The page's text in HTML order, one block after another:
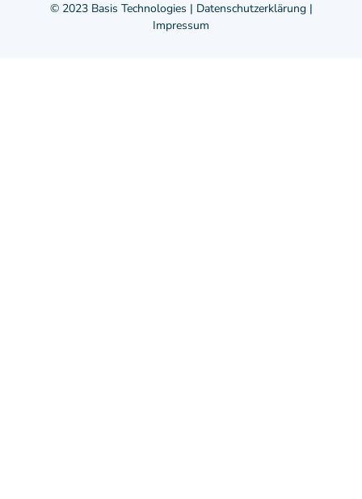
© 2023 Basis Technologies | Datenschutzerklärung|
Impressum